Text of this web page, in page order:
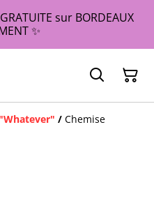
sur BORDEAUX
✨
/ Chemise